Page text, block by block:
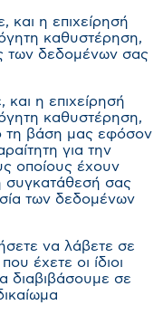
και η επιχείρησή
καθυστέρηση,
των δεδομένων σας
και η επιχείρησή
καθυστέρηση,
τη βάση μας εφόσον
για την
οποίους έχουν
συγκατάθεσή σας
των δεδομένων
να λάβετε σε
έχετε οι ίδιοι
διαβιβάσουμε σε